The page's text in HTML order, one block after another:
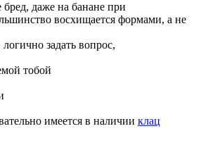
даже на банане при
восхищается формами, а не
задать вопрос,
тобой
имеется в наличии клац